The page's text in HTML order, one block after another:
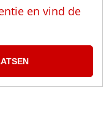
en vind de